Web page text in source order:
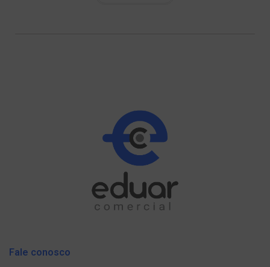
Fale conosco